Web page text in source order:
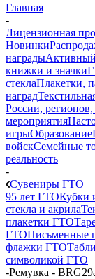
Главная
-
Лицензионная
Новинки
награды
книжки и значки
стеклаПлакетки,
наград
России, регионов,
мероприятия
игрыОбразование
войскСемейные
реальность
-
Сувениры ГТО
95 лет ГТОКубки
стекла и акрила
плакетки ГТО
ГТОПисьменные
флажки ГТО
символикой ГТО
-Ремувка -